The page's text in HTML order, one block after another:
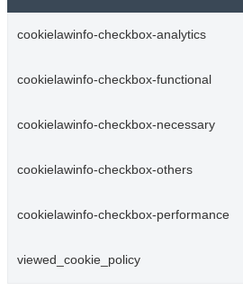
cookielawinfo-checkbox-analytics
cookielawinfo-checkbox-functional
cookielawinfo-checkbox-necessary
cookielawinfo-checkbox-others
cookielawinfo-checkbox-performance
viewed_cookie_policy